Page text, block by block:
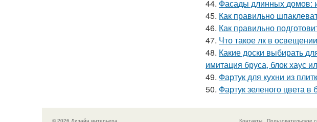
44. Фасады длинных домов:
45. Как правильно
46. Как правильно
47. Что такое лк в
48. Какие доски выбирать
имитация бруса, блок хаус
49. Фартук для кухни из
50. Фартук зеленого цвета
© 2026 Дизайн интерьера Контакты Пользовательское